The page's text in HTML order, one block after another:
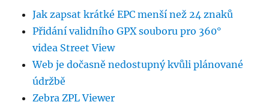
Jak zapsat krátké EPC menší než 24 znaků
Přidání validního GPX souboru pro 360°
videa Street View
Web je dočasně nedostupný kvůli plánované
údržbě
Zebra ZPL Viewer